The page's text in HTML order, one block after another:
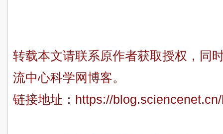
转载本文请联系原作者获取授权，同
流中心科学网博客。
链接地址： https://